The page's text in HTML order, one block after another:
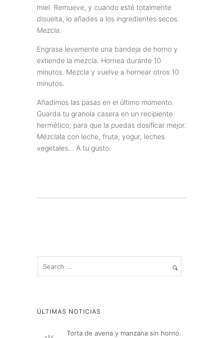
miel. Remueve, y cuando esté totalmente
disuelta, lo añades a los ingredientes secos.
Mezcla.
Engrasa levemente una bandeja de horno y
extiende la mezcla. Hornea durante 10
minutos. Mezcla y vuelve a hornear otros 10
minutos.
Añadimos las pasas en el último momento.
Guarda tu granola casera en un recipiente
hermético, para que la puedas dosificar mejor.
Mézclala con leche, fruta, yogur, leches
vegetales… A tu gusto.
ÚLTIMAS NOTICIAS
Torta de avena y manzana sin horno.